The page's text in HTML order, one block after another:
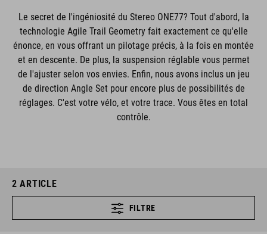
Le secret de l'ingéniosité du Stereo ONE77? Tout d'abord, la
technologie Agile Trail Geometry fait exactement ce qu'elle
énonce, en vous offrant un pilotage précis, à la fois en montée
et en descente. De plus, la suspension réglable vous permet
de l'ajuster selon vos envies. Enfin, nous avons inclus un jeu
de direction Angle Set pour encore plus de possibilités de
réglages. C'est votre vélo, et votre trace. Vous êtes en total
contrôle.
2 ARTICLE
FILTRE